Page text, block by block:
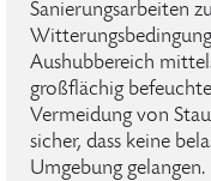
Sanierungsarbeiten
Aushubbereich
großflächig
Vermeidung von
sicher, dass keine
Umgebung gelangen.